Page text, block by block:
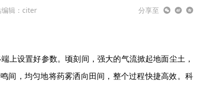
编辑：citer 分享至
上设置好参数。顷刻间，强大的气流掀起地面尘土，
间，均匀地将药雾洒向田间，整个过程快捷高效。科